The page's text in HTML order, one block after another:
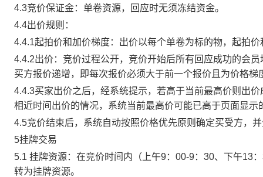
4.3竞价保证金：单卷资源，回应时无须冻结资金。
4.4出价规则：
4.4.1起拍价和加价梯度：出价以每个单卷为标的物，起拍
4.4.2出价：竞价过程公开，竞价开始后所有回应成功的会
买方报价递增，即每次报价必须大于前一个报价且为价格
4.4.3买家出价之后，经系统提示，若高于当前最高价则出
相近时间出价的情况，系统当前最高价可能已高于页面显示
4.5竞价结束后，系统自动按照价格优先原则确定买受方，
5挂牌交易
5.1 挂牌资源：在竞价时间内（上午9：00-9：30、下午13
转为挂牌资源。